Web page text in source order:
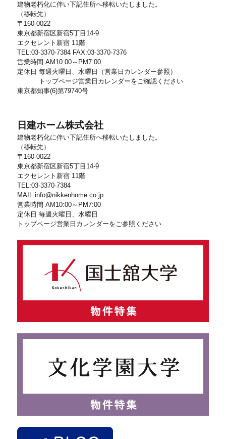
建物老朽化に伴い下記住所へ移転いたしました。
（移転先）
〒160-0022
東京都新宿区新宿5丁目14-9
エクセレント新宿 11階
TEL:03-3370-7384 FAX:03-3370-7376
営業時間 AM10:00～PM7:00
定休日 毎週火曜日、水曜日（営業日カレンダー参照）
トップページ営業日カレンダーをご確認ください
東京都知事(6)第79740号
日建ホーム株式会社
建物老朽化に伴い下記住所へ移転いたしました。
（移転先）
〒160-0022
東京都新宿区新宿5丁目14-9
エクセレント新宿 11階
TEL:03-3370-7384
MAIL:info@nikkenhome.co.jp
営業時間 AM10:00～PM7:00
定休日 毎週火曜日、水曜日
トップページ営業日カレンダーをご参照ください